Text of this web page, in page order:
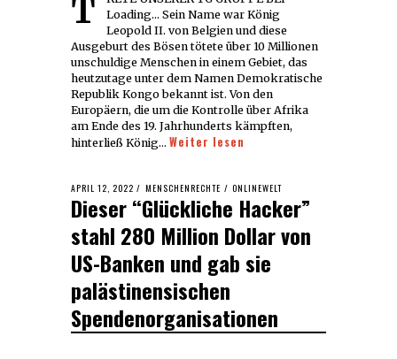
TRETE UNSERER TG GRUPPE BEI
Loading... Sein Name war König
Leopold II. von Belgien und diese
Ausgeburt des Bösen tötete über 10 Millionen
unschuldige Menschen in einem Gebiet, das
heutzutage unter dem Namen Demokratische
Republik Kongo bekannt ist. Von den
Europäern, die um die Kontrolle über Afrika
am Ende des 19. Jahrhunderts kämpften,
hinterließ König… Weiter lesen
POSTED
ON
APRIL 12, 2022 APRIL
13,
2022
MENSCHENRECHTE / ONLINEWELT
Dieser “Glückliche Hacker”
stahl 280 Million Dollar von
US-Banken und gab sie
palästinensischen
Spendenorganisationen